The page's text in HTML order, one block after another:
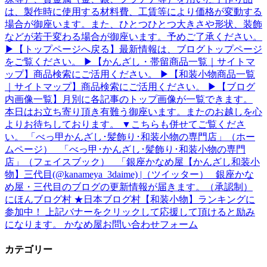
は、製作時に使用する材料費、工賃等により価格が変動する
場合が御座います。また、ひとつひとつ大きさや形状、装飾
などが若干変わる場合が御座います。予めご了承ください。
▶【トップページへ戻る】最新情報は、ブログトップページ
をご覧ください。 ▶【かんざし・帯留商品一覧｜サイトマ
ップ】商品検索にご活用ください。 ▶【和装小物商品一覧
｜サイトマップ】商品検索にご活用ください。 ▶【ブログ
内画像一覧】月別に各記事のトップ画像が一覧できます。
本日はお立ち寄り頂き有難う御座います。またのお越しを心
よりお待ちしております。 ▼こちらも併せてご覧くださ
い。 「べっ甲かんざし･髪飾り･和装小物の専門店」（ホー
ムページ） 「べっ甲･かんざし･髪飾り･和装小物の専門
店」（フェイスブック） 「銀座かなめ屋【かんざし和装小
物】三代目(@kanameya_3daime) |（ツイッター） 銀座かな
め屋・三代目のブログの更新情報が届きます。（承認制）
にほんブログ村 ★日本ブログ村【和装小物】ランキングに
参加中！ 上記バナーをクリックして応援して頂けると励み
になります。 かなめ屋お問い合わせフォーム
カテゴリー